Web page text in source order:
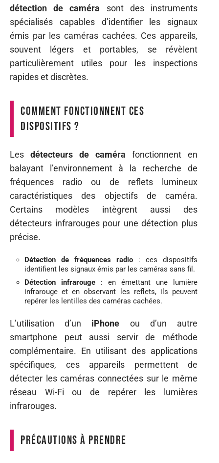
détection de caméra sont des instruments
spécialisés capables d’identifier les signaux
émis par les caméras cachées. Ces appareils,
souvent légers et portables, se révèlent
particulièrement utiles pour les inspections
rapides et discrètes.
Comment fonctionnent ces
dispositifs ?
Les détecteurs de caméra fonctionnent en
balayant l’environnement à la recherche de
fréquences radio ou de reflets lumineux
caractéristiques des objectifs de caméra.
Certains modèles intègrent aussi des
détecteurs infrarouges pour une détection plus
précise.
Détection de fréquences radio : ces dispositifs
identifient les signaux émis par les caméras sans fil.
Détection infrarouge : en émettant une lumière
infrarouge et en observant les reflets, ils peuvent
repérer les lentilles des caméras cachées.
L’utilisation d’un iPhone ou d’un autre
smartphone peut aussi servir de méthode
complémentaire. En utilisant des applications
spécifiques, ces appareils permettent de
détecter les caméras connectées sur le même
réseau Wi-Fi ou de repérer les lumières
infrarouges.
Précautions à prendre